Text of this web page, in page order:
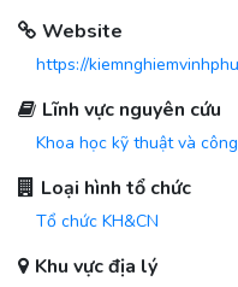
Website
https://
Lĩnh vực nguyên cứu
Khoa học kỹ thuật và
Loại hình tổ chức
Tổ chức KH&CN
Khu vực địa lý